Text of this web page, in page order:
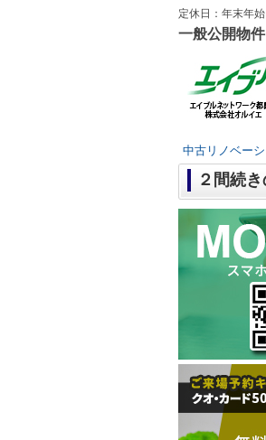
定休日：年末年
一般公開物件
中古リノベー
２間続